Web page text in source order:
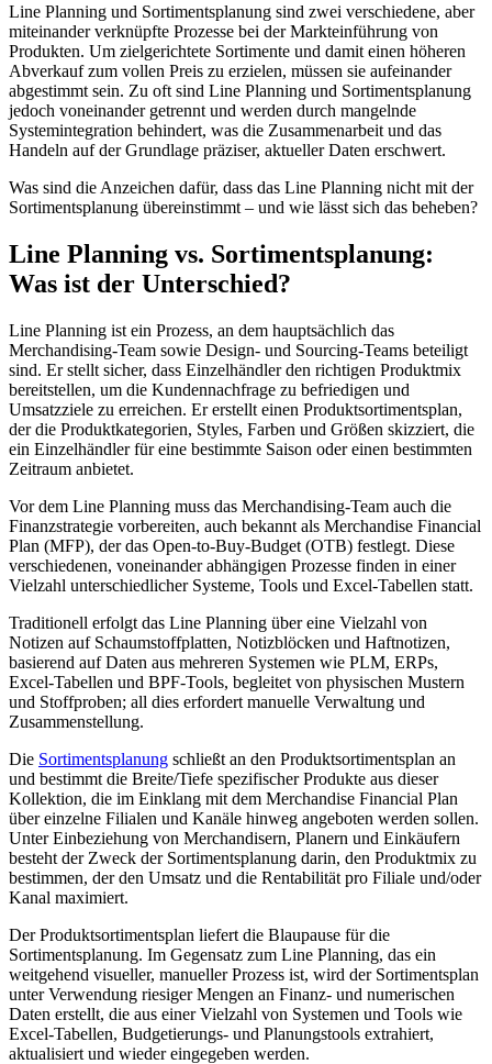
Line Planning und Sortimentsplanung sind zwei verschiedene, aber
miteinander verknüpfte Prozesse bei der Markteinführung von
Produkten. Um zielgerichtete Sortimente und damit einen höheren
Abverkauf zum vollen Preis zu erzielen, müssen sie aufeinander
abgestimmt sein. Zu oft sind Line Planning und Sortimentsplanung
jedoch voneinander getrennt und werden durch mangelnde
Systemintegration behindert, was die Zusammenarbeit und das
Handeln auf der Grundlage präziser, aktueller Daten erschwert.
Was sind die Anzeichen dafür, dass das Line Planning nicht mit der
Sortimentsplanung übereinstimmt – und wie lässt sich das beheben?
Line Planning vs. Sortimentsplanung:
Was ist der Unterschied?
Line Planning ist ein Prozess, an dem hauptsächlich das
Merchandising-Team sowie Design- und Sourcing-Teams beteiligt
sind. Er stellt sicher, dass Einzelhändler den richtigen Produktmix
bereitstellen, um die Kundennachfrage zu befriedigen und
Umsatzziele zu erreichen. Er erstellt einen Produktsortimentsplan,
der die Produktkategorien, Styles, Farben und Größen skizziert, die
ein Einzelhändler für eine bestimmte Saison oder einen bestimmten
Zeitraum anbietet.
Vor dem Line Planning muss das Merchandising-Team auch die
Finanzstrategie vorbereiten, auch bekannt als Merchandise Financial
Plan (MFP), der das Open-to-Buy-Budget (OTB) festlegt. Diese
verschiedenen, voneinander abhängigen Prozesse finden in einer
Vielzahl unterschiedlicher Systeme, Tools und Excel-Tabellen statt.
Traditionell erfolgt das Line Planning über eine Vielzahl von
Notizen auf Schaumstoffplatten, Notizblöcken und Haftnotizen,
basierend auf Daten aus mehreren Systemen wie PLM, ERPs,
Excel-Tabellen und BPF-Tools, begleitet von physischen Mustern
und Stoffproben; all dies erfordert manuelle Verwaltung und
Zusammenstellung.
Die Sortimentsplanung schließt an den Produktsortimentsplan an
und bestimmt die Breite/Tiefe spezifischer Produkte aus dieser
Kollektion, die im Einklang mit dem Merchandise Financial Plan
über einzelne Filialen und Kanäle hinweg angeboten werden sollen.
Unter Einbeziehung von Merchandisern, Planern und Einkäufern
besteht der Zweck der Sortimentsplanung darin, den Produktmix zu
bestimmen, der den Umsatz und die Rentabilität pro Filiale und/oder
Kanal maximiert.
Der Produktsortimentsplan liefert die Blaupause für die
Sortimentsplanung. Im Gegensatz zum Line Planning, das ein
weitgehend visueller, manueller Prozess ist, wird der Sortimentsplan
unter Verwendung riesiger Mengen an Finanz- und numerischen
Daten erstellt, die aus einer Vielzahl von Systemen und Tools wie
Excel-Tabellen, Budgetierungs- und Planungstools extrahiert,
aktualisiert und wieder eingegeben werden.